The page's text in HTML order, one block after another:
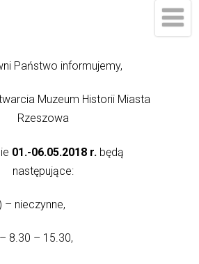
Państwo informujemy,
Muzeum Historii Miasta
Rzeszowa
01.-06.05.2018 r. będą
następujące:
nieczynne,
8.30 – 15.30,